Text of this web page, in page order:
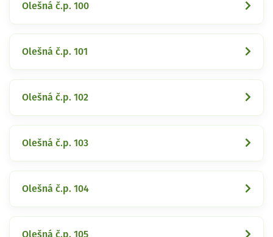
Olešná č.p. 100
Olešná č.p. 101
Olešná č.p. 102
Olešná č.p. 103
Olešná č.p. 104
Olešná č.p. 105